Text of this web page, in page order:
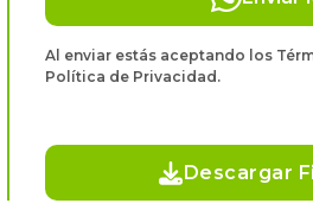
Al enviar estás aceptando los
Política de Privacidad.
Descargar